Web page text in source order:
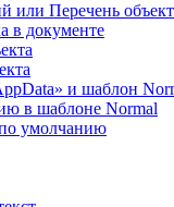
или Перечень
в документе
и шаблон
в шаблоне Normal
умолчанию